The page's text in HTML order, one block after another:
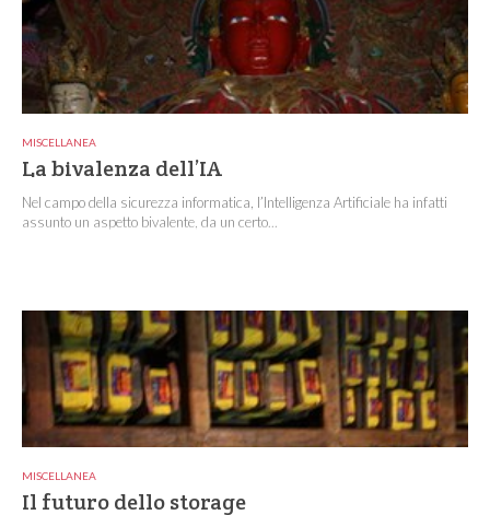
MISCELLANEA
La bivalenza dell’IA
Nel campo della sicurezza informatica, l’Intelligenza Artificiale ha infatti
assunto un aspetto bivalente, da un certo...
MISCELLANEA
Il futuro dello storage